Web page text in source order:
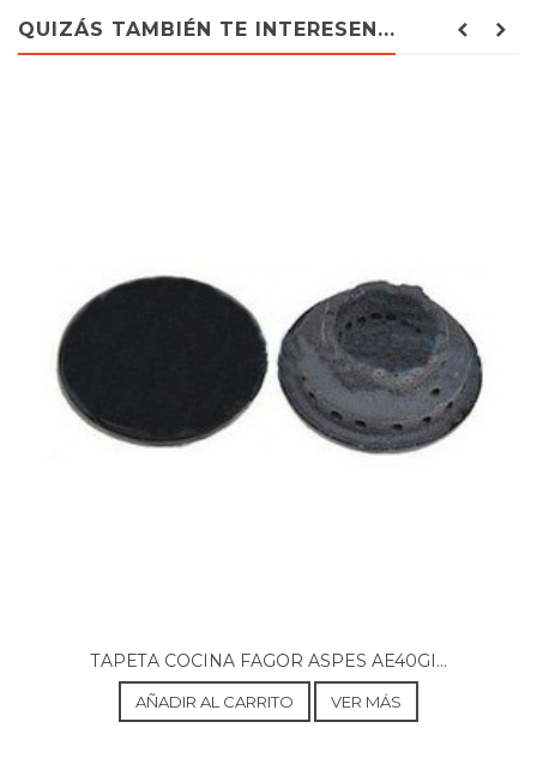
ARISTON, C14SG1(W)I
ARISTON, C14SG1(X)I
ARISTON, C315EC/SKD
ARISTON, C315ECSKD
ARISTON, C315EW/EX
ARISTON, C315EWSKD
ARISTON, C319MWF
ARISTON, C320ECSKD
ARISTON, C320EWSKD
ARISTON, C320GC/SKD
ARISTON, C345GWF
ARISTON, C345GWP
ARISTON, C345GXEX
QUIZÁS TAMBIÉN TE INTERESEN...
TAPETA COCINA FAGOR ASPES AE40GI...
AÑADIR AL CARRITO VER MÁS